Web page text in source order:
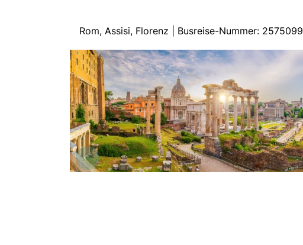
Rom, Assisi, Florenz | Busreise-Nummer: 2575099